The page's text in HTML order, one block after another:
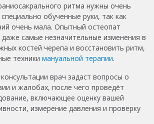
ритма нужны очень
обученные руки, так как
очень мала. Опытный остеопат
даже самые незначительные изменения в
костей черепа и восстановить ритм,
техники мануальной терапии.
врач задаст вопросы о
и жалобах, после чего проведёт
включающее оценку вашей
измерение давления и проверку